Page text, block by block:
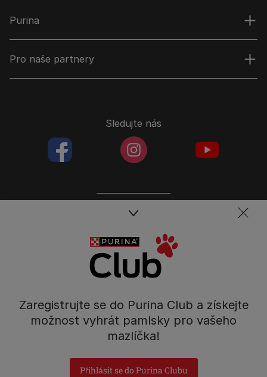
Zaregistrujte se do Purina Club a získejte
možnost vyhrát pamlsky pro vašeho
mazlíčka!
Přihlásit se do Purina Clubu
Purina
Pro naše partnery
Spojte se s týmem péče o domácí mazlíčky
Tel.: 800 135 135
Mezi Vodami 2035/31,
Praha 4 - Modřany
Sledujte nás
facebookColoredinstagramColored
Prohlášení o přístupnosti Všeobecné podmínky